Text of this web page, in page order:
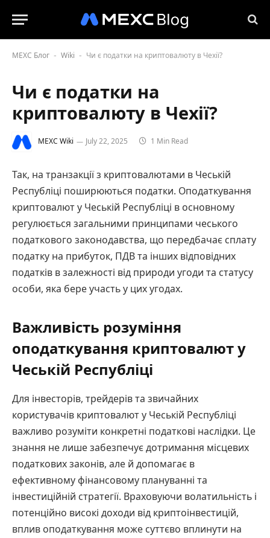
MEXC Блог - Wiki - Чи є податки на криптовалюту в Чехії?
Чи є податки на
криптовалюту в Чехії?
MEXC Wiki July 22, 2025 1 Min Read
Так, на транзакції з криптовалютами в Чеській
Республіці поширюються податки. Оподаткування
криптовалют у Чеській Республіці в основному
регулюється загальними принципами чеського
податкового законодавства, що передбачає сплату
податку на прибуток, ПДВ та інших відповідних
податків в залежності від природи угоди та статусу
особи, яка бере участь у цих угодах.
Важливість розуміння
оподаткування криптовалют у
Чеській Республіці
Для інвесторів, трейдерів та звичайних
користувачів криптовалют у Чеській Республіці
важливо розуміти конкретні податкові наслідки. Це
знання не лише забезпечує дотримання місцевих
податкових законів, але й допомагає в
ефективному фінансовому плануванні та
інвестиційній стратегії. Враховуючи волатильність і
потенційно високі доходи від криптоінвестицій,
вплив оподаткування може суттєво вплинути на